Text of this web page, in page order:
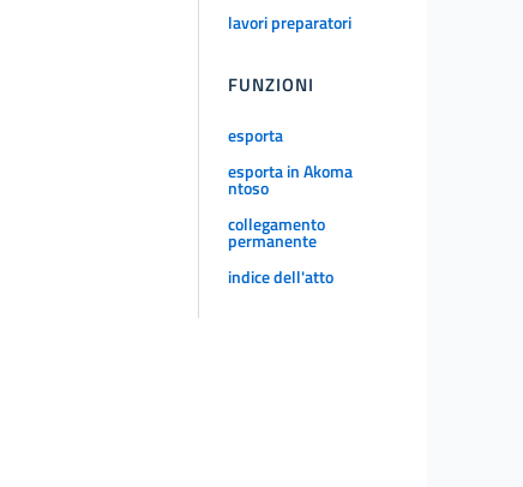
lavori preparatori
FUNZIONI
esporta
esporta in Akoma
ntoso
collegamento
permanente
indice dell'atto